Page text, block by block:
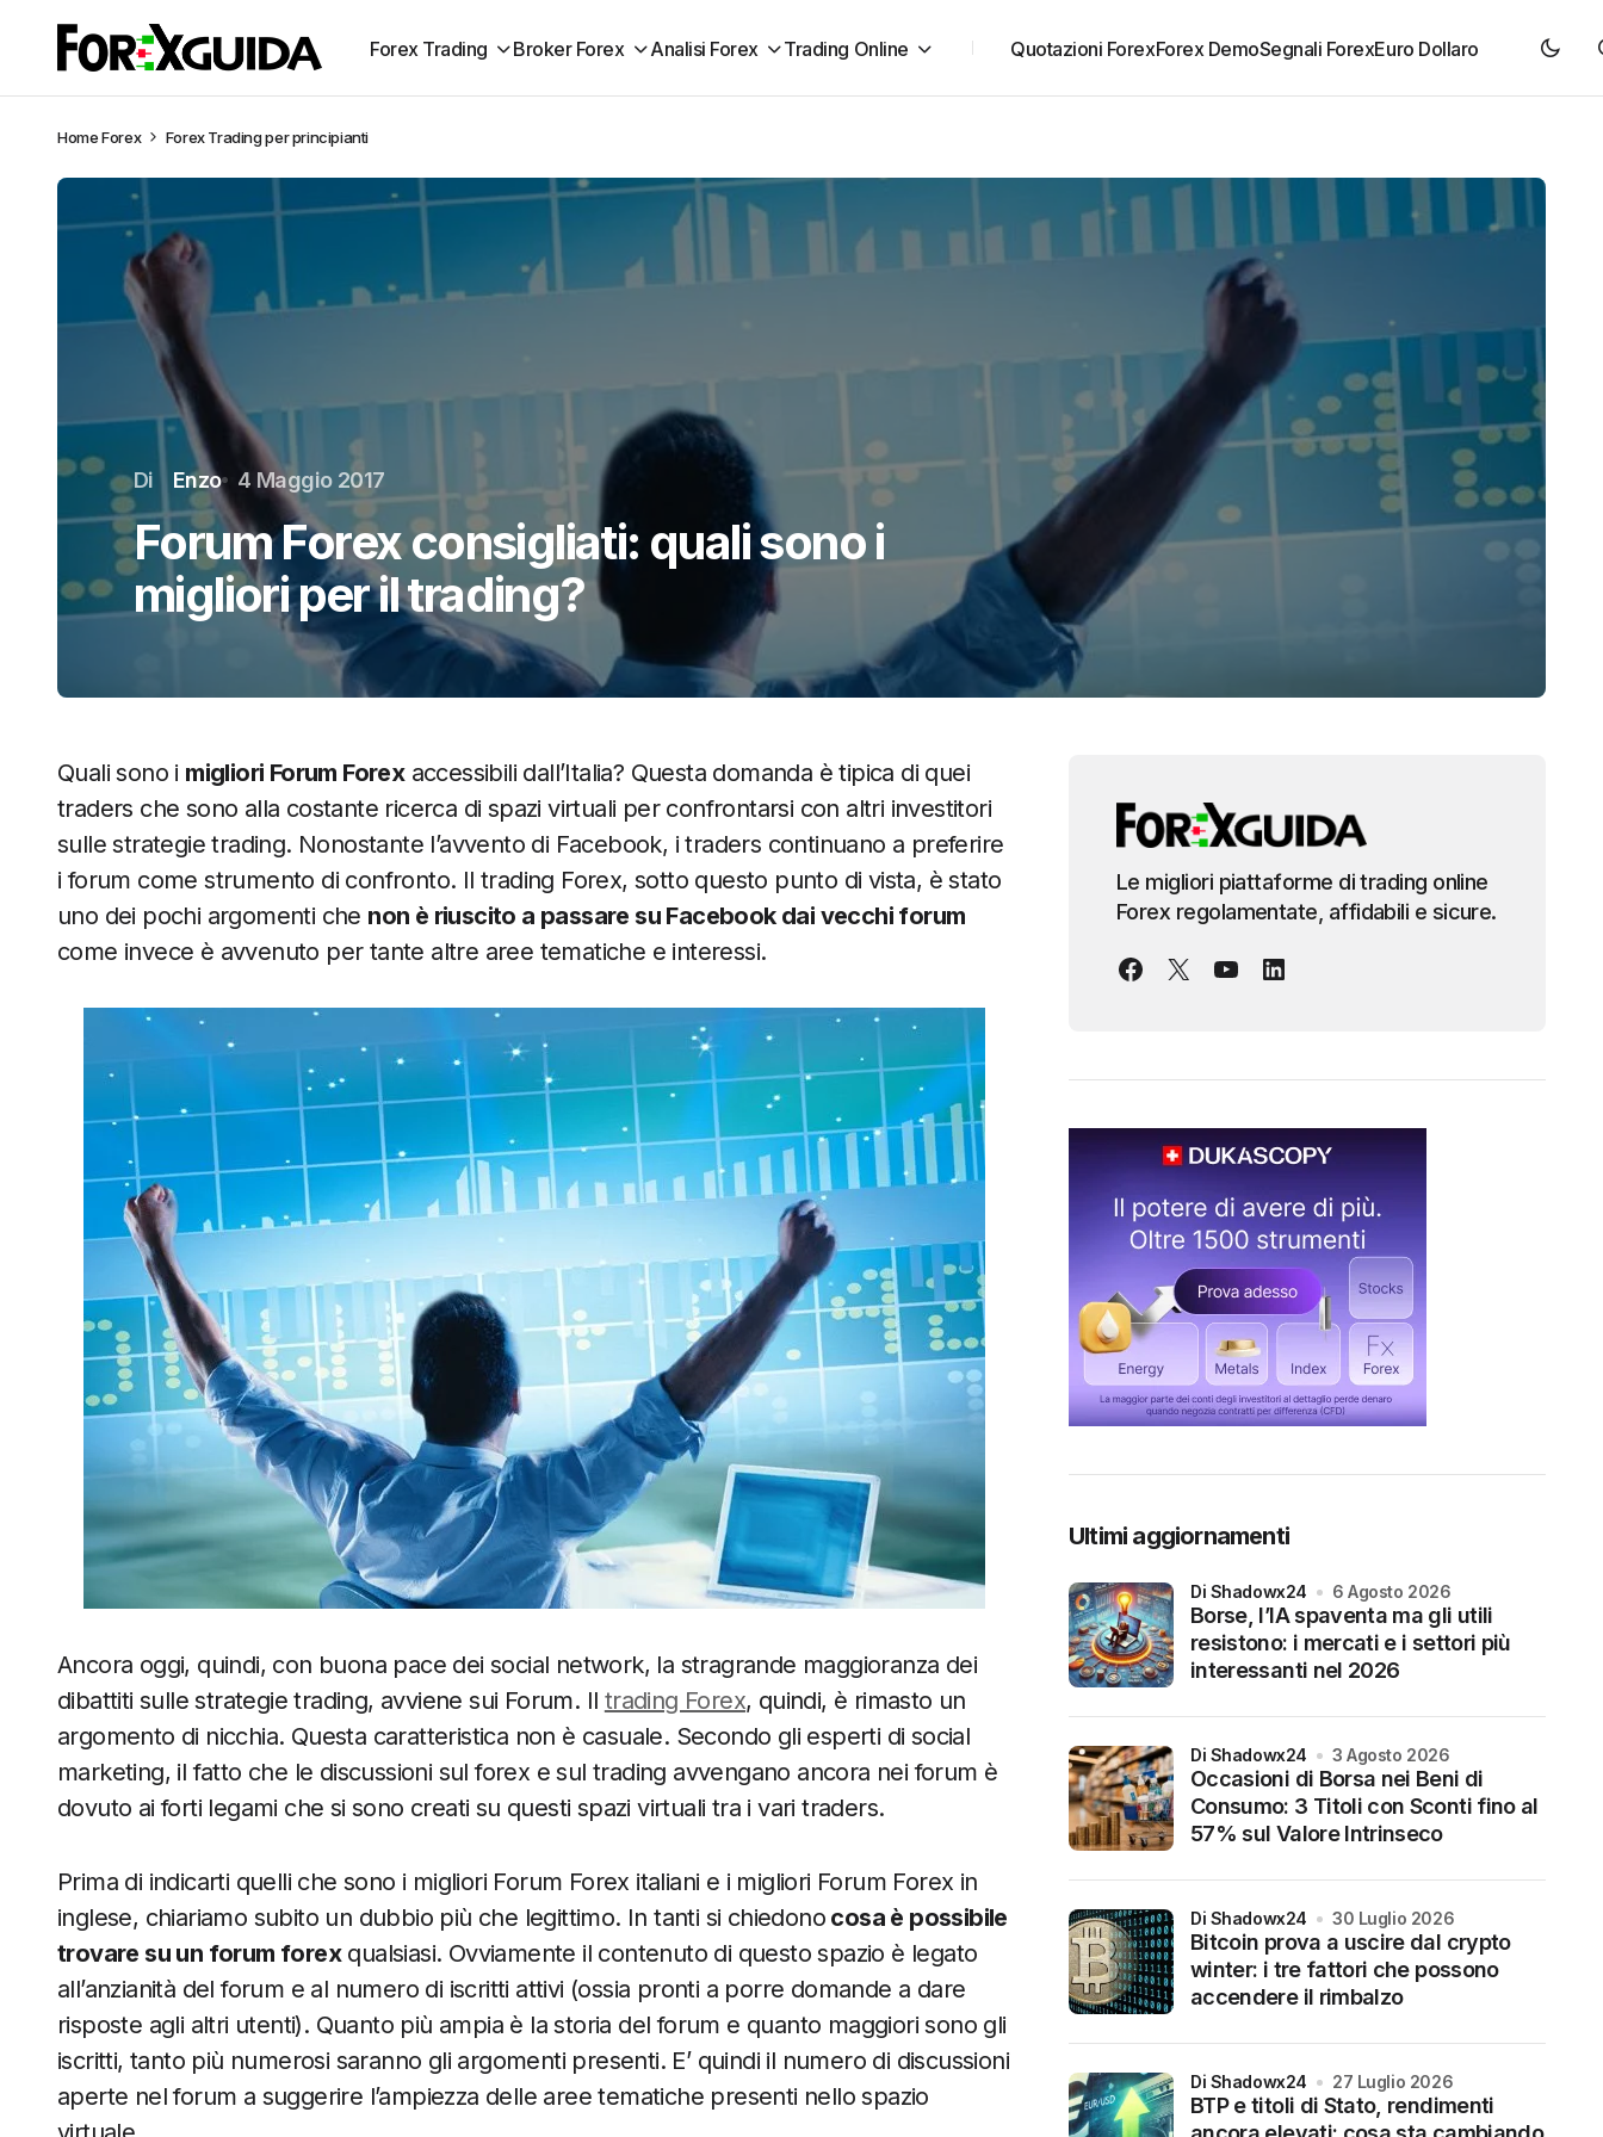
Forex Trading Broker Forex Analisi Forex Trading Online Quotazioni ForexForex DemoSegnali ForexEuro Dollaro
HomeForex Forex Trading per principianti
Di Enzo 4 Maggio 2017
Forum Forex consigliati: quali sono i
migliori per il trading?
Quali sono i migliori Forum Forexaccessibili dall’Italia? Questa domanda è tipica di quei
traders che sono alla costante ricerca di spazi virtuali per confrontarsi con altri investitori
sulle strategie trading. Nonostante l’avvento di Facebook, i traders continuano a preferire
i forum come strumento di confronto. Il trading Forex, sotto questo punto di vista, è stato
uno dei pochi argomenti che non è riuscito a passare su Facebook dai vecchi forum
come invece è avvenuto per tante altre aree tematiche e interessi.
Ancora oggi, quindi, con buona pace dei social network, la stragrande maggioranza dei
dibattiti sulle strategie trading, avviene sui Forum. Il trading Forex, quindi, è rimasto un
argomento di nicchia. Questa caratteristica non è casuale. Secondo gli esperti di social
marketing, il fatto che le discussioni sul forex e sul trading avvengano ancora nei forum è
dovuto ai forti legami che si sono creati su questi spazi virtuali tra i vari traders.
Prima di indicarti quelli che sono i migliori Forum Forex italiani e i migliori Forum Forex in
inglese, chiariamo subito un dubbio più che legittimo. In tanti si chiedono cosa è possibile
trovare su un forum forexqualsiasi. Ovviamente il contenuto di questo spazio è legato
all’anzianità del forum e al numero di iscritti attivi (ossia pronti a porre domande a dare
risposte agli altri utenti). Quanto più ampia è la storia del forum e quanto maggiori sono gli
iscritti, tanto più numerosi saranno gli argomenti presenti. E’ quindi il numero di discussioni
aperte nel forum a suggerire l’ampiezza delle aree tematiche presenti nello spazio
Le migliori piattaforme di trading online
Forex regolamentate, affidabili e sicure.
Ultimi aggiornamenti
Borse, l’IA spaventa ma gli utili
resistono: i mercati e i settori più
interessanti nel 2026
di Shadowx24 6 Agosto 2026
Occasioni di Borsa nei Beni di
Consumo: 3 Titoli con Sconti fino al
57% sul Valore Intrinseco
di Shadowx24 3 Agosto 2026
Bitcoin prova a uscire dal crypto
winter: i tre fattori che possono
accendere il rimbalzo
di Shadowx24 30 Luglio 2026
BTP e titoli di Stato, rendimenti
di Shadowx24 27 Luglio 2026